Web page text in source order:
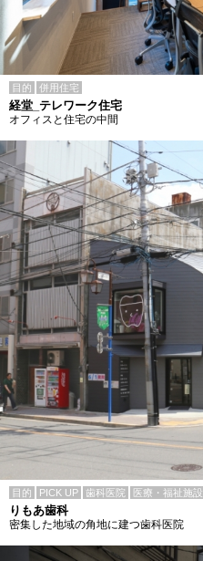
目的 併用住宅
経堂_テレワーク住宅
オフィスと住宅の中間
目的 PICK UP 歯科医院 医療・福祉施設
りもあ歯科
密集した地域の角地に建つ歯科医院